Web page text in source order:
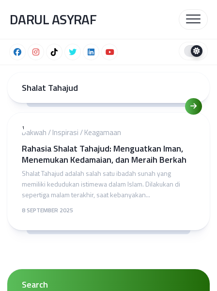
content
DARUL ASYRAF
Shalat Tahajud
1Dakwah/Inspirasi/Keagamaan
Rahasia Shalat Tahajud: Menguatkan Iman,
Menemukan Kedamaian, dan Meraih Berkah
Shalat Tahajud adalah salah satu ibadah sunah yang
memiliki kedudukan istimewa dalam Islam. Dilakukan di
sepertiga malam terakhir, saat kebanyakan...
8 SEPTEMBER 2025
Search